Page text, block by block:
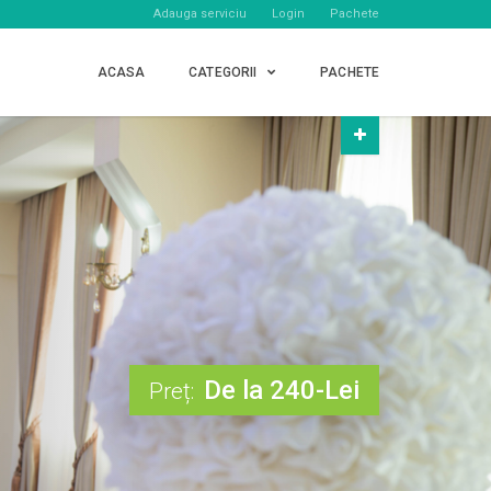
Adauga serviciu Login Pachete
ACASA CATEGORII PACHETE
Preț: De la 240-Lei